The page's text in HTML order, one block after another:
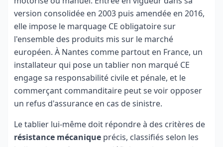
version consolidée en 2003 puis amendée en 2016,
elle impose le marquage CE obligatoire sur
l'ensemble des produits mis sur le marché
européen. À Nantes comme partout en France, un
installateur qui pose un tablier non marqué CE
engage sa responsabilité civile et pénale, et le
commerçant commanditaire peut se voir opposer
un refus d'assurance en cas de sinistre.
Le tablier lui-même doit répondre à des critères de
résistance mécanique précis, classifiés selon les